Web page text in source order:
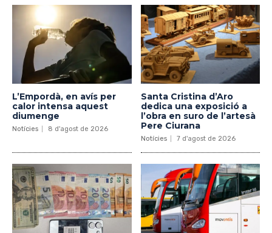
L’Empordà, en avís per
calor intensa aquest
diumenge
Notícies 8 d'agost de 2026
Santa Cristina d’Aro
dedica una exposició a
l’obra en suro de l’artesà
Pere Ciurana
Notícies 7 d'agost de 2026